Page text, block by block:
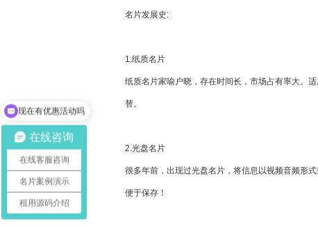
名片发展史:
1.纸质名片
纸质名片家喻户晓，存在时间长，市场占有率大。
替。
2.光盘名片
很多年前，出现过光盘名片，将信息以视频音频形
便于保存！
在线咨询
在线客服咨询
名片案例演示
租用源码介绍
现在有优惠活动吗